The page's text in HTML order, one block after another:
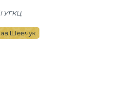
УГКЦ
Шевчук